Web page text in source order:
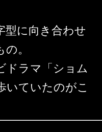
型に向き合わせ
。
ドラマ「ショム
いていたのがこ